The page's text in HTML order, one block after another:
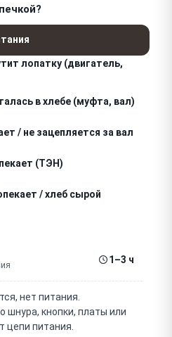
лопатку (двигатель,
в хлебе (муфта, вал)
/ не зацепляется за вал
(ТЭН)
/ хлеб сырой
покрытие
программа
1–3 ч
нет питания.
шнура, кнопки, платы или
цепи питания.